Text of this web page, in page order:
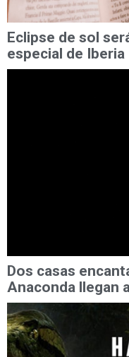
Eclipse de sol
especial de Iberia
Dos casas
Anaconda llegan